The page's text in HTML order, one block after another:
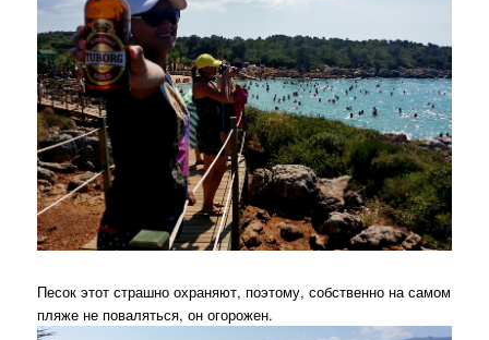
Песок этот страшно охраняют, поэтому, собственно на самом
пляже не поваляться, он огорожен.